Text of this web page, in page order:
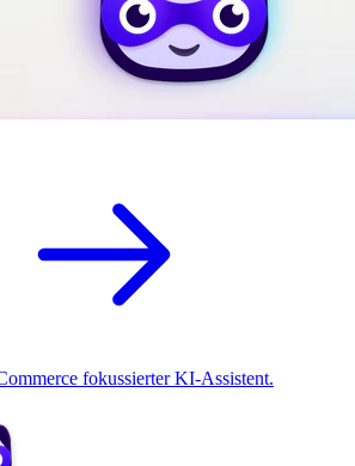
fokussierter KI-Assistent.